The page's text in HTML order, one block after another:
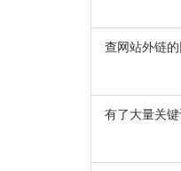
查网站外链
有了大量关